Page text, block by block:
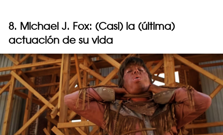
8. Michael J. Fox: (Casi) la (última)
actuación de su vida